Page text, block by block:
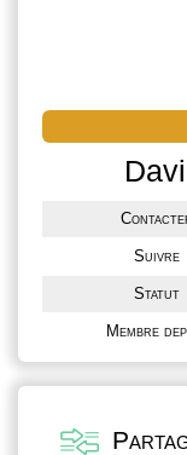
Suivre
Statut
Membre